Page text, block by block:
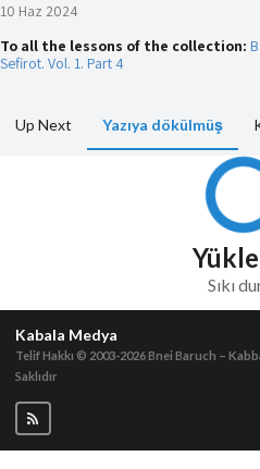
10 Haz 2024
To all the lessons of the collection:
Sefirot. Vol. 1. Part 4
Up Next Yazıya dökülmüş
Sıkı
Kabala Medya
Telif Hakkı © 2003-2026Bnei Baruch –
Saklıdır